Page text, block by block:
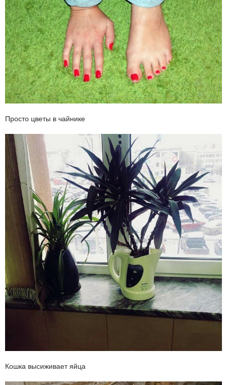
Просто цветы в чайнике
Кошка высиживает яйца